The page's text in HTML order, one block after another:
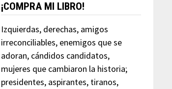
¡COMPRA MI LIBRO!
Izquierdas, derechas, amigos
irreconciliables, enemigos que se
adoran, cándidos candidatos,
mujeres que cambiaron la historia;
presidentes, aspirantes, tiranos,